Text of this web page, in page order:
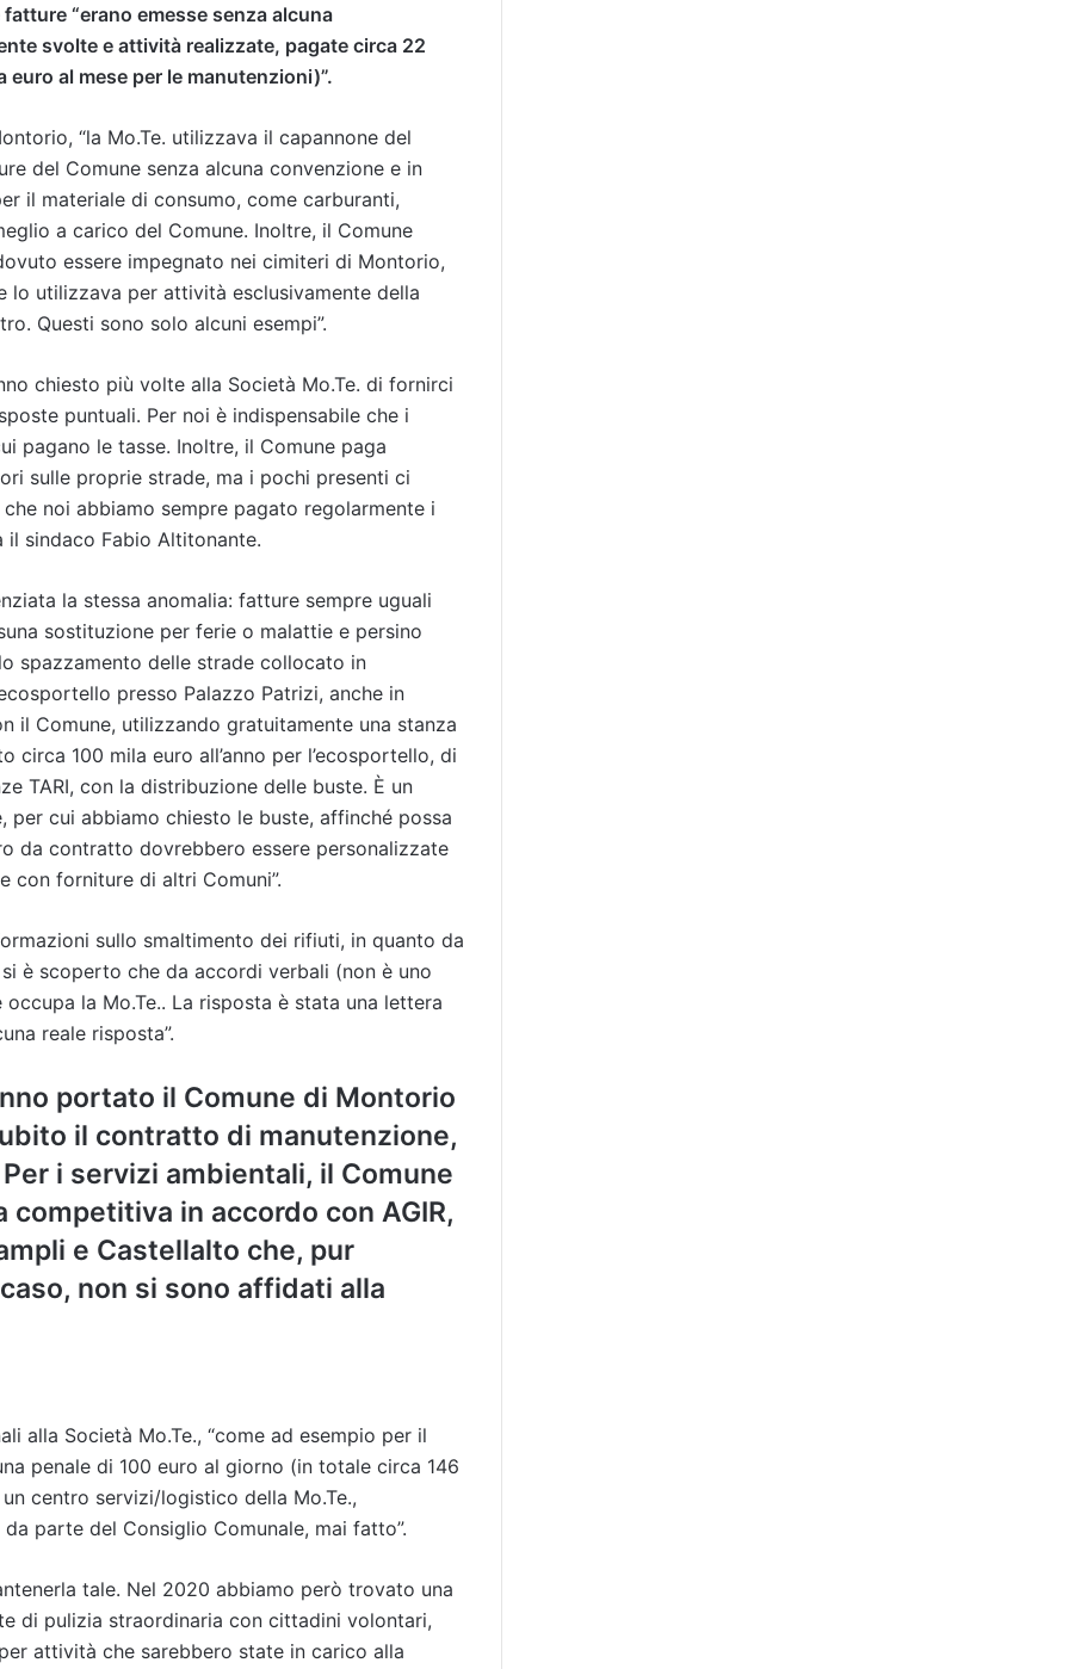
“erano emesse senza alcuna
svolte e attività realizzate, pagate circa 22
al mese per le manutenzioni)”.
“la Mo.Te. utilizzava il capannone del
del Comune senza alcuna convenzione e in
il materiale di consumo, come carburanti,
a carico del Comune. Inoltre, il Comune
essere impegnato nei cimiteri di Montorio,
lo utilizzava per attività esclusivamente della
Questi sono solo alcuni esempi”.
chiesto più volte alla Società Mo.Te. di fornirci
puntuali. Per noi è indispensabile che i
pagano le tasse. Inoltre, il Comune paga
sulle proprie strade, ma i pochi presenti ci
noi abbiamo sempre pagato regolarmente i
il sindaco Fabio Altitonante.
la stessa anomalia: fatture sempre uguali
sostituzione per ferie o malattie e persino
spazzamento delle strade collocato in
presso Palazzo Patrizi, anche in
il Comune, utilizzando gratuitamente una stanza
circa 100 mila euro all’anno per l’ecosportello, di
TARI, con la distribuzione delle buste. È un
per cui abbiamo chiesto le buste, affinché possa
da contratto dovrebbero essere personalizzate
con forniture di altri Comuni”.
sullo smaltimento dei rifiuti, in quanto da
è scoperto che da accordi verbali (non è uno
la Mo.Te.. La risposta è stata una lettera
reale risposta”.
portato il Comune di Montorio
il contratto di manutenzione,
i servizi ambientali, il Comune
in accordo con AGIR,
e Castellalto che, pur
non si sono affidati alla
alla Società Mo.Te., “come ad esempio per il
penale di 100 euro al giorno (in totale circa 146
centro servizi/logistico della Mo.Te.,
parte del Consiglio Comunale, mai fatto”.
tale. Nel 2020 abbiamo però trovato una
di pulizia straordinaria con cittadini volontari,
attività che sarebbero state in carico alla